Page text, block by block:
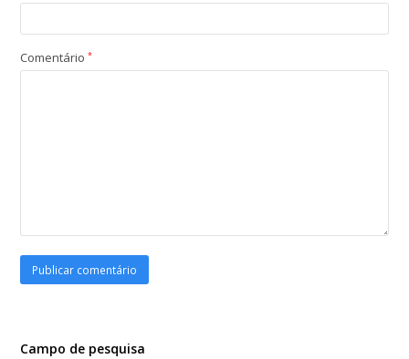
Comentário*
Campo de pesquisa